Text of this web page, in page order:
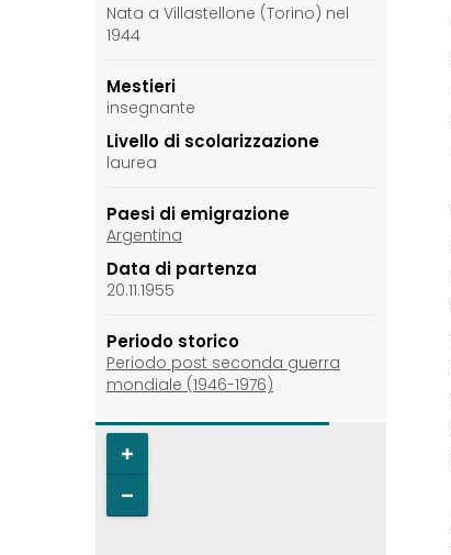
Nata a Villastellone (Torino) nel
1944
Mestieri
insegnante
Livello di scolarizzazione
laurea
Paesi di emigrazione
Argentina
Data di partenza
20.11.1955
Periodo storico
Periodo post seconda guerra
mondiale (1946-1976)